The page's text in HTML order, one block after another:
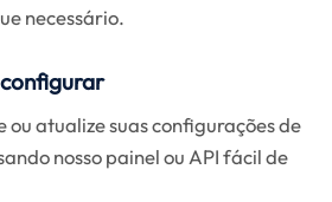
necessário.
ou atualize suas configurações de
nosso painel ou API fácil de